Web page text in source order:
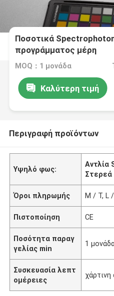
Ποσοτικά
προγράμματος μέρη
MOQ：1 μονάδα
Καλύτερη τιμή
Περιγραφή προϊόντων
Υψηλό φως:
Αντλία
Στερεά
Όροι πληρωμής Μ / Τ, L
Πιστοποίηση CE
Ποσότητα παραγ
γελίας min
1
Συσκευασία λεπτ
ομέρειες